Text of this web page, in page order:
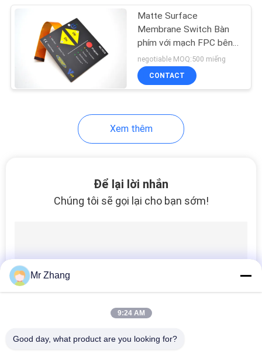
Chuyển đổi màng
Backlit
Thiết bị chuyển
Công tắc màng nút
đơn
Matte Surface
Membrane Switch Bàn
phím với mạch FPC bên
trong chống xước
negotiable MOQ:500 miếng
CONTACT
Xem thêm
Để lại lời nhắn
Chúng tôi sẽ gọi lại cho bạn sớm!
Mr Zhang
9:24 AM
Good day, what product are you looking for?